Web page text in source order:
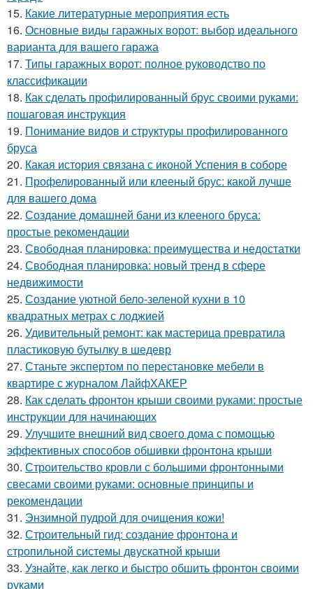
15. Какие литературные мероприятия есть
16. Основные виды гаражных ворот: выбор идеального
варианта для вашего гаража
17. Типы гаражных ворот: полное руководство по
классификации
18. Как сделать профилированный брус своими руками:
пошаговая инструкция
19. Понимание видов и структуры профилированного
бруса
20. Какая история связана с иконой Успения в соборе
21. Профелированный или клееный брус: какой лучше
для вашего дома
22. Создание домашней бани из клееного бруса:
простые рекомендации
23. Свободная планировка: преимущества и недостатки
24. Свободная планировка: новый тренд в сфере
недвижимости
25. Создание уютной бело-зеленой кухни в 10
квадратных метрах с лоджией
26. Удивительный ремонт: как мастерица превратила
пластиковую бутылку в шедевр
27. Станьте экспертом по перестановке мебели в
квартире с журналом ЛайфХАКЕР
28. Как сделать фронтон крыши своими руками: простые
инструкции для начинающих
29. Улучшите внешний вид своего дома с помощью
эффективных способов обшивки фронтона крыши
30. Строительство кровли с большими фронтонными
свесами своими руками: основные принципы и
рекомендации
31. Энзимной пудрой для очищения кожи!
32. Строительный гид: создание фронтона и
стропильной системы двускатной крыши
33. Узнайте, как легко и быстро обшить фронтон своими
руками